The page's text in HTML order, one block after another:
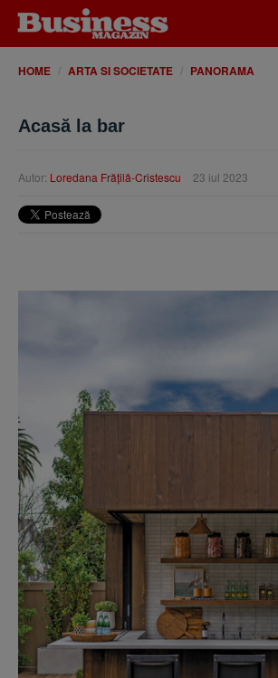
HOME ARTA SI SOCIETATE PANORAMA
Acasă la bar
Autor: Loredana Frăţilă-Cristescu 23 iul 2023